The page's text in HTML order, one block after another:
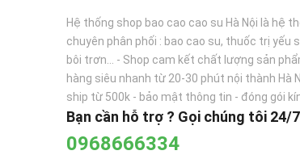
Hệ thống shop bao cao cao su Hà Nội là hệ
chuyên phân phối : bao cao su, thuốc trị yếu
bôi trơn... - Shop cam kết chất lượng sản
hàng siêu nhanh từ 20-30 phút nội thành Hà
ship từ 500k - bảo mật thông tin - đóng gói
Bạn cần hỗ trợ ? Gọi chúng tôi 24/7
0968666334